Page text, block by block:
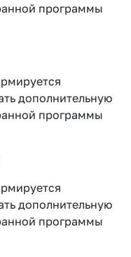
программы
дополнительную
программы
дополнительную
программы